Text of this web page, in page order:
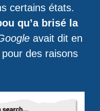
certains états.
qu’a brisé la
avait dit en
pour des raisons